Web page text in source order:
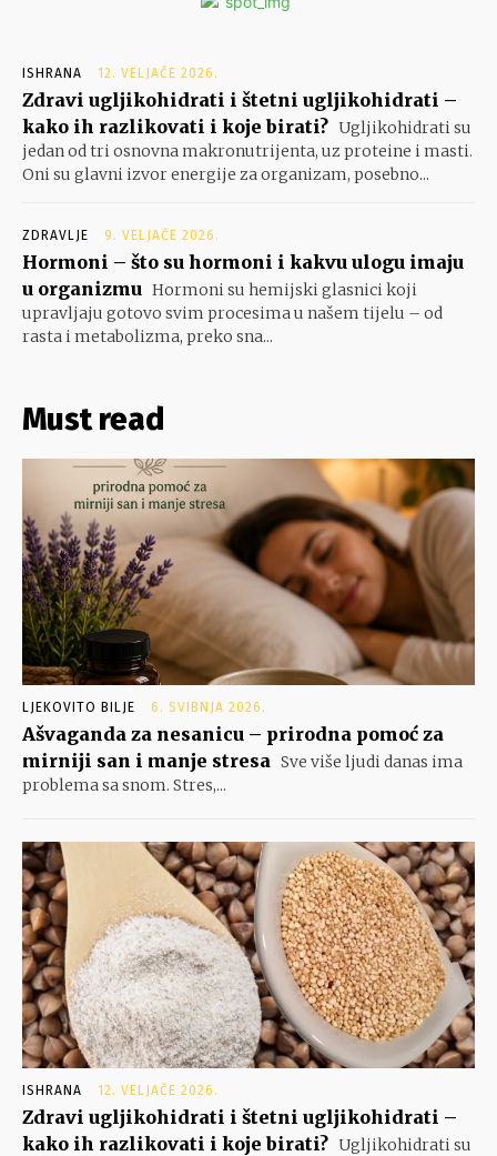
ISHRANA 12. VELJAČE 2026.
Zdravi ugljikohidrati i štetni ugljikohidrati –
kako ih razlikovati i koje birati? Ugljikohidrati su
jedan od tri osnovna makronutrijenta, uz proteine i masti.
Oni su glavni izvor energije za organizam, posebno...
ZDRAVLJE 9. VELJAČE 2026.
Hormoni – što su hormoni i kakvu ulogu imaju
u organizmu Hormoni su hemijski glasnici koji
upravljaju gotovo svim procesima u našem tijelu – od
rasta i metabolizma, preko sna...
Must read
LJEKOVITO BILJE 6. SVIBNJA 2026.
Ašvaganda za nesanicu – prirodna pomoć za
mirniji san i manje stresa Sve više ljudi danas ima
problema sa snom. Stres,...
ISHRANA 12. VELJAČE 2026.
Zdravi ugljikohidrati i štetni ugljikohidrati –
kako ih razlikovati i koje birati? Ugljikohidrati su